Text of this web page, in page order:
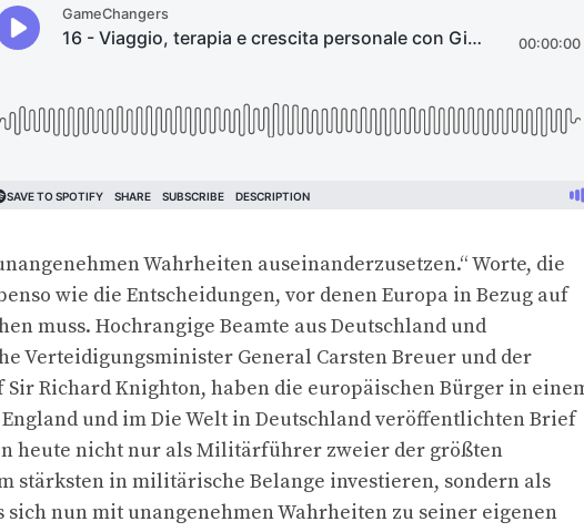
Wahrheiten auseinanderzusetzen.“ Worte, die
wie die Entscheidungen, vor denen Europa in Bezug auf
muss. Hochrangige Beamte aus Deutschland und
Verteidigungsminister General Carsten Breuer und der
Richard Knighton, haben die europäischen Bürger in
und im Die Welt in Deutschland veröffentlichten Brief
heute nicht nur als Militärführer zweier der größten
stärksten in militärische Belange investieren, sondern als
sich nun mit unangenehmen Wahrheiten zu seiner eigenen